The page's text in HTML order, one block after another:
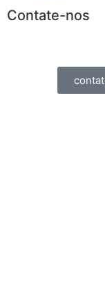
Contate-nos